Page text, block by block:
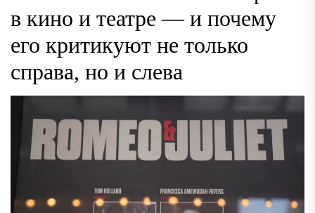
в кино и театре — и почему
его критикуют не только
справа, но и слева